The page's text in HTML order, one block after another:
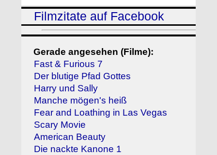
Filmzitate auf Facebook
Gerade angesehen (Filme):
Fast & Furious 7
Der blutige Pfad Gottes
Harry und Sally
Manche mögen's heiß
Fear and Loathing in Las Vegas
Scary Movie
American Beauty
Die nackte Kanone 1